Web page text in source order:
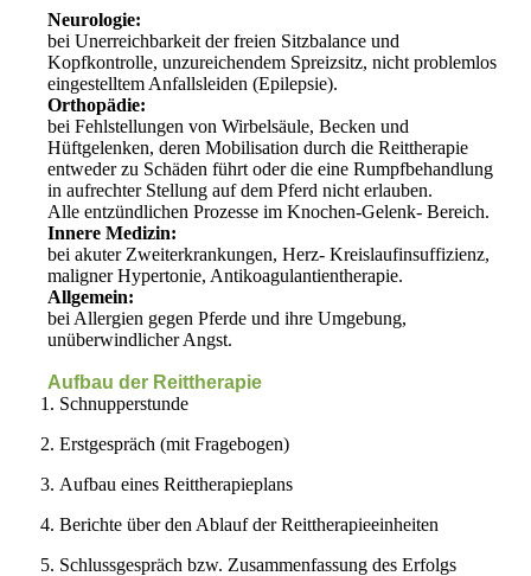
Neurologie:
bei Unerreichbarkeit der freien Sitzbalance und
Kopfkontrolle, unzureichendem Spreizsitz, nicht problemlos
eingestelltem Anfallsleiden (Epilepsie).
Orthopädie:
bei Fehlstellungen von Wirbelsäule, Becken und
Hüftgelenken, deren Mobilisation durch die Reittherapie
entweder zu Schäden führt oder die eine Rumpfbehandlung
in aufrechter Stellung auf dem Pferd nicht erlauben.
Alle entzündlichen Prozesse im Knochen-Gelenk- Bereich.
Innere Medizin:
bei akuter Zweiterkrankungen, Herz- Kreislaufinsuffizienz,
maligner Hypertonie, Antikoagulantientherapie.
Allgemein:
bei Allergien gegen Pferde und ihre Umgebung,
unüberwindlicher Angst.
Aufbau der Reittherapie
Schnupperstunde
Erstgespräch (mit Fragebogen)
Aufbau eines Reittherapieplans
Berichte über den Ablauf der Reittherapieeinheiten
Schlussgespräch bzw. Zusammenfassung des Erfolgs